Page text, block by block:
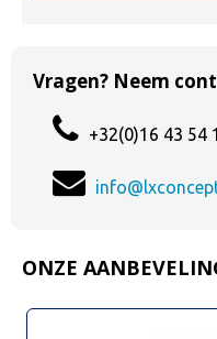
Vragen? Neem
+32(0)16 43 54
ONZE